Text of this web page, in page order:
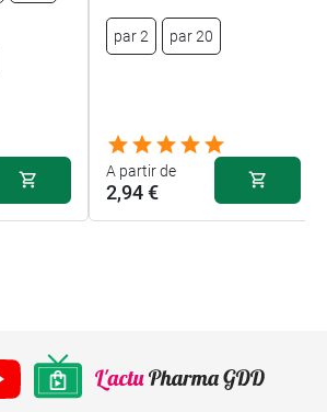
par 2 par 20
A partir de
2,94 €